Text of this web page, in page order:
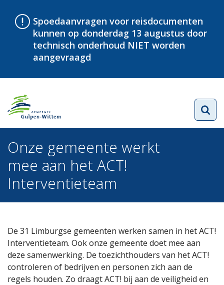
Spoedaanvragen voor reisdocumenten
kunnen op donderdag 13 augustus door
technisch onderhoud NIET worden
aangevraagd
Onze gemeente werkt
mee aan het ACT!
Interventieteam
De 31 Limburgse gemeenten werken samen in het ACT!
Interventieteam. Ook onze gemeente doet mee aan
deze samenwerking. De toezichthouders van het ACT!
controleren of bedrijven en personen zich aan de
regels houden. Zo draagt ACT! bij aan de veiligheid en